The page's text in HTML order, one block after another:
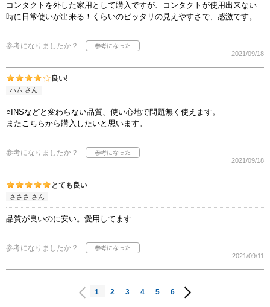
コンタクトを外した家用として購入ですが、コンタクトが使用出来ない
時に日常使いが出来る！くらいのピッタリの見えやすさで、感激です。
参考になりましたか？
2021/09/18
良い!
ハム さん
○INSなどと変わらない品質、使い心地で問題無く使えます。
またこちらから購入したいと思います。
参考になりましたか？
2021/09/18
とても良い
さささ さん
品質が良いのに安い。愛用してます
参考になりましたか？
2021/09/11
1 2 3 4 5 6